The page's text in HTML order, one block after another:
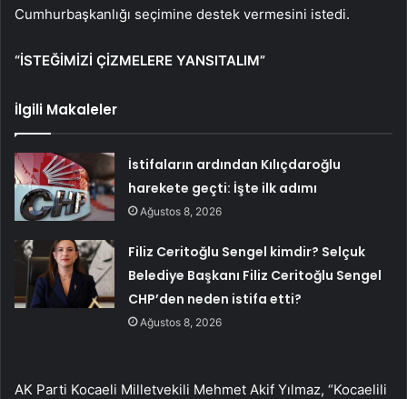
Cumhurbaşkanlığı seçimine destek vermesini istedi.
“İSTEĞİMİZİ ÇİZMELERE YANSITALIM”
İlgili Makaleler
İstifaların ardından Kılıçdaroğlu
harekete geçti: İşte ilk adımı
Ağustos 8, 2026
Filiz Ceritoğlu Sengel kimdir? Selçuk
Belediye Başkanı Filiz Ceritoğlu Sengel
CHP’den neden istifa etti?
Ağustos 8, 2026
AK Parti Kocaeli Milletvekili Mehmet Akif Yılmaz, “Kocaelili